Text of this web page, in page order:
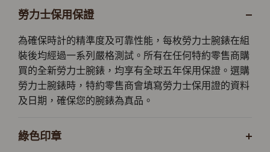
勞力士保用保證
為確保時計的精準度及可靠性能，每枚勞力士腕錶在組
裝後均經過一系列嚴格測試。所有在任何特約零售商購
買的全新勞力士腕錶，均享有全球五年保用保證。選購
勞力士腕錶時，特約零售商會填寫勞力士保用證的資料
及日期，確保您的腕錶為真品。
綠色印章